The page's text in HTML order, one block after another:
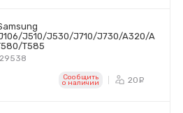
J510/J530/J710/J730/A320/A
T585
Сообщить
o наличии 20